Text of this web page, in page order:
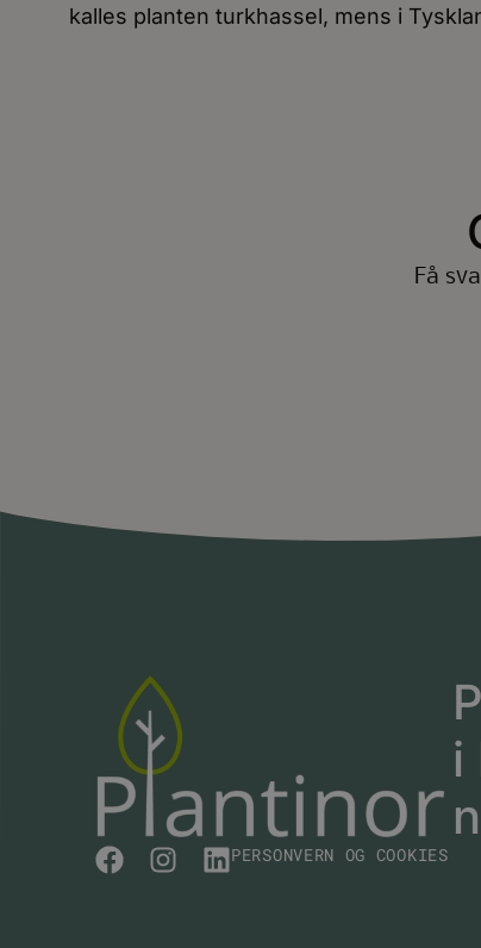
kalles planten turkhassel, mens i
Få
i
PERSONVERN OG COOKIES